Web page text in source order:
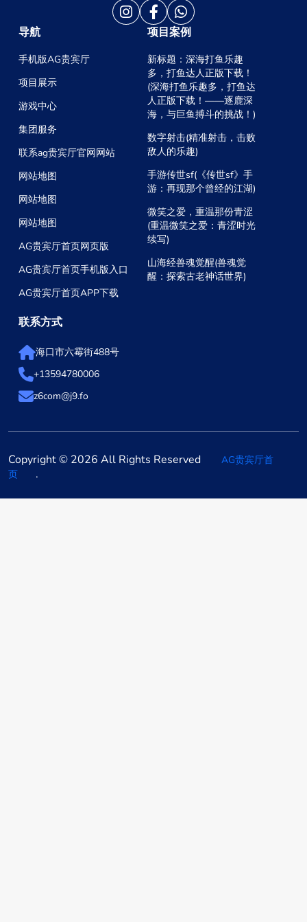
导航
手机版AG贵宾厅
项目展示
游戏中心
集团服务
联系ag贵宾厅官网网站
网站地图
网站地图
网站地图
AG贵宾厅首页网页版
AG贵宾厅首页手机版入口
AG贵宾厅首页APP下载
项目案例
新标题：深海打鱼乐趣
多，打鱼达人正版下载！
(深海打鱼乐趣多，打鱼达
人正版下载！——逐鹿深
海，与巨鱼搏斗的挑战！)
数字射击(精准射击，击败
敌人的乐趣)
手游传世sf(《传世sf》手
游：再现那个曾经的江湖)
微笑之爱，重温那份青涩
(重温微笑之爱：青涩时光
续写)
山海经兽魂觉醒(兽魂觉
醒：探索古老神话世界)
联系方式
海口市六霉街488号
+13594780006
z6com@j9.fo
Copyright © 2026 All Rights Reserved
AG贵宾厅首
页
.